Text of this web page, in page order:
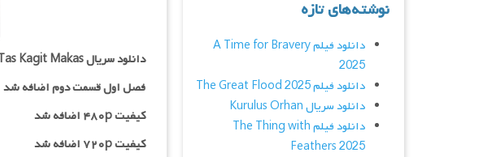
دانلود سریال Tas Kagit Makas با لینک مستقیم
فصل اول قسمت دوم اضافه شد
کیفیت ۴۸۰p اضافه شد
کیفیت ۷۲۰p
اضافه شد
نوشته‌های تازه
دانلود فیلم A Time for Bravery
2025
دانلود فیلم The Great Flood 2025
دانلود سریال Kurulus Orhan
دانلود فیلم The Thing with
Feathers 2025